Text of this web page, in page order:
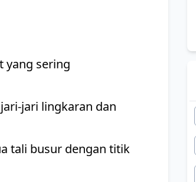
yang sering
jari lingkaran dan
tali busur dengan titik